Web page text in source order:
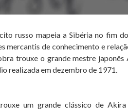
russo mapeia a Sibéria no fim
mercantis de conhecimento e
trouxe o grande mestre japonês
realizada em dezembro de 1971.
um grande clássico de